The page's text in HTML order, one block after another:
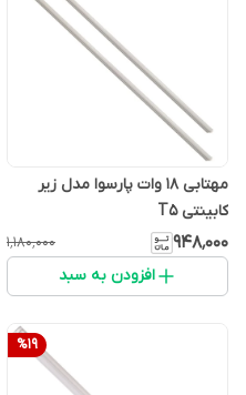
مهتابی 18 وات پارسوا مدل زیر
کابینتی T5
۹۴۸٬۰۰۰ ۱٬۱۸۰٬۰۰۰
افزودن به سبد
%19